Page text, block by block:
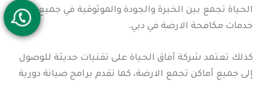
الحياة تجمع بين الخبرة والجودة والموثوقية في جميع
خدمات مكافحة الارضة في دبي.
كذلك تعتمد شركة آفاق الحياة على تقنيات حديثة للوصول
إلى جميع أماكن تجمع الارضة، كما تقدم برامج صيانة دورية